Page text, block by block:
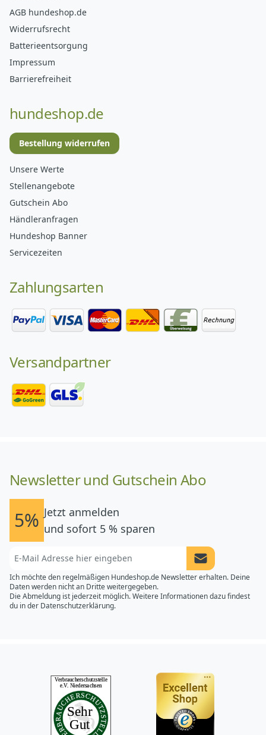
AGB hundeshop.de
Widerrufsrecht
Batterieentsorgung
Impressum
Barrierefreiheit
hundeshop.de
Bestellung widerrufen
Unsere Werte
Stellenangebote
Gutschein Abo
Händleranfragen
Hundeshop Banner
Servicezeiten
Zahlungsarten
Versandpartner
Newsletter und Gutschein Abo
5% Jetzt anmelden
und sofort 5 % sparen
Newsletter
Ich möchte den regelmäßigen Hundeshop.de Newsletter erhalten. Deine
Daten werden nicht an Dritte weitergegeben.
Die Abmeldung ist jederzeit möglich. Weitere Informationen dazu findest
du in der Datenschutzerklärung.